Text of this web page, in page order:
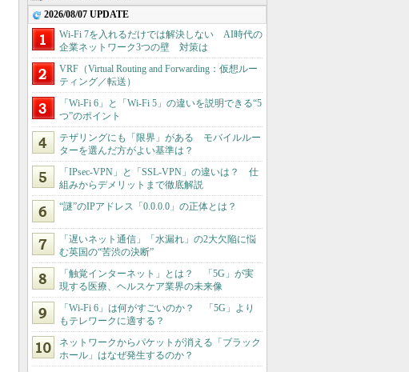
2026/08/07 UPDATE
Wi-Fi 7を入れるだけでは解決しない AI時代の
企業ネットワーク3つの壁 対策は
VRF（Virtual Routing and Forwarding：仮想ルー
ティング／転送）
「Wi-Fi 6」と「Wi-Fi 5」の違いを説明できる“5
つ”のポイント
テザリングにも「限界」がある モバイルルー
ターを選んだ方がよい基準は？
「IPsec-VPN」と「SSL-VPN」の違いは？ 仕
組みからデメリットまで徹底解説
“謎”のIPアドレス「0.0.0.0」の正体とは？
「遅いネット通信」「水漏れ」の2大欠陥に悩
む英国の“苦渋の決断”
「触覚インターネット」とは？ 「5G」が実
現する医療、ヘルスケア業界の未来像
「Wi-Fi 6」は何がすごいのか？ 「5G」より
もテレワークに適する？
ネットワークからパケットが消える「ブラック
ホール」はなぜ発生するのか？